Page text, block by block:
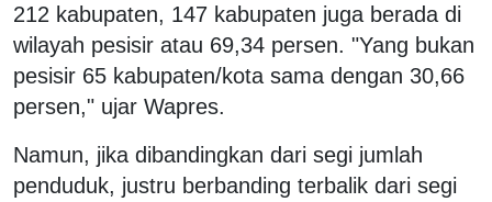
212 kabupaten, 147 kabupaten juga berada di
wilayah pesisir atau 69,34 persen. "Yang bukan
pesisir 65 kabupaten/kota sama dengan 30,66
persen," ujar Wapres.
Namun, jika dibandingkan dari segi jumlah
penduduk, justru berbanding terbalik dari segi